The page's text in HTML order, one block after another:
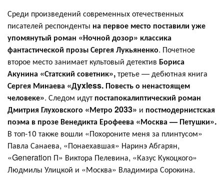
Среди произведений современных отечественных
писателей респонденты на первое место поставили уже
упомянутый роман «Ночной дозор» классика
фантастической прозы Сергея Лукьяненко. Почетное
второе место занимает культовый детектив Бориса
Акунина «Статский советник»,третье — дебютная книга
Сергея Минаева «Дyxless. Повесть о ненастоящем
человеке». Следом идут постапокалиптический роман
Дмитрия Глуховского «Метро 2033» и постмодернистская
поэма в прозе Венедикта Ерофеева «Москва — Петушки».
В топ-10 также вошли «Похороните меня за плинтусом»
Павла Санаева, «Понаехавшая» Наринэ Абгарян,
«Generation П» Виктора Пелевина, «Казус Кукоцкого»
Людмилы Улицкой и «Москва» Владимира Сорокина.